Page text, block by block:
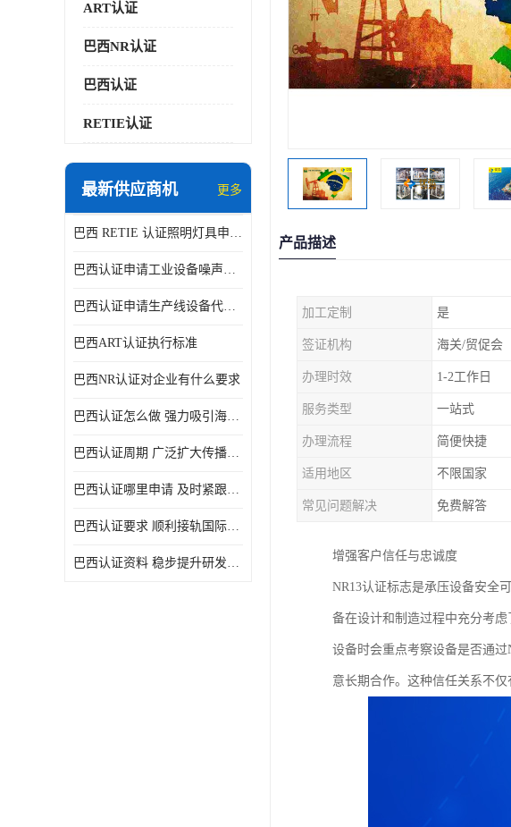
ART认证
巴西NR认证
巴西认证
RETIE认证
最新供应商机 更多
巴西 RETIE 认证照明灯具申请 RETIE 认证
巴西认证申请工业设备噪声控制认证规范
巴西认证申请生产线设备代理机构选择
巴西ART认证执行标准
巴西NR认证对企业有什么要求
巴西认证怎么做 强力吸引海外投资
巴西认证周期 广泛扩大传播范围
巴西认证哪里申请 及时紧跟法规变化
巴西认证要求 顺利接轨国际规范
巴西认证资料 稳步提升研发能力
产品描述
加工定制 是
签证机构 海关/贸促会
办理时效 1-2工作日
服务类型 一站式
办理流程 简便快捷
适用地区 不限国家
常见问题解决 免费解答
增强客户信任与忠诚度
NR13认证标志是承压设备安全
备在设计和制造过程中充分考
设备时会重点考察设备是否通
意长期合作。这种信任关系不